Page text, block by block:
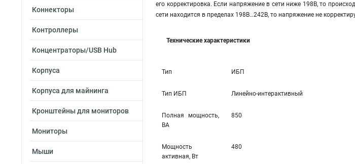
Коннекторы
Контроллеры
Концентраторы/USB Hub
Корпуса
Корпуса для майнинга
Кронштейны для мониторов
Мониторы
Мыши
его корректировка. Если напряжение в сети ниже 198В, то
сети находится в пределах 198В…242В, то напряжение не
Технические характеристики
Тип ИБП
Тип ИБП Линейно-интерактивный
Полная мощность,
ВА
850
Мощность
активная, Вт
480